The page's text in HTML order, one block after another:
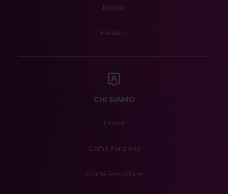
Islanda
Messico
CHI SIAMO
Home
Come Funziona
Come Prenotare